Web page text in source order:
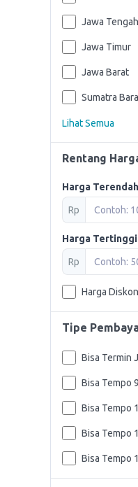
Jawa Tengah
Jawa Timur
Jawa Barat
Sumatra
Lihat Semua
Rentang
Harga Terendah
Rp
Harga Tertinggi
Rp
Harga Diskon
Tipe
Bisa Termin
Bisa Tempo
Bisa Tempo
Bisa Tempo
Bisa Tempo